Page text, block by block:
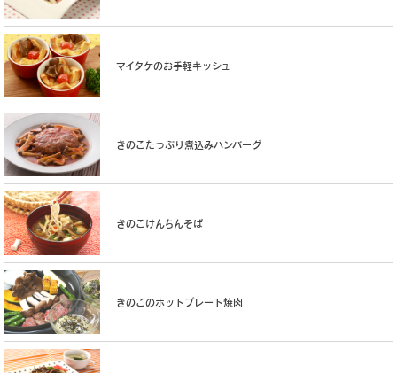
マイタケのお手軽キッシュ
きのこたっぷり煮込みハンバーグ
きのこけんちんそば
きのこのホットプレート焼肉